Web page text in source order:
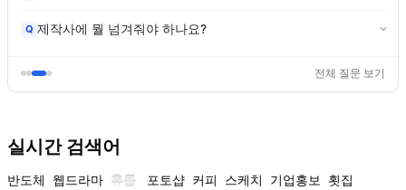
Q 제작사에 뭘 넘겨줘야 하나요?
전체 질문 보기
실시간 검색어
반도체 웹드라마 휴롬 포토샵 커피 스케치 기업홍보
횟집